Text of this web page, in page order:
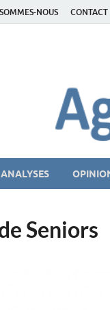
NOUS CONTACT
ANALYSES
Seniors